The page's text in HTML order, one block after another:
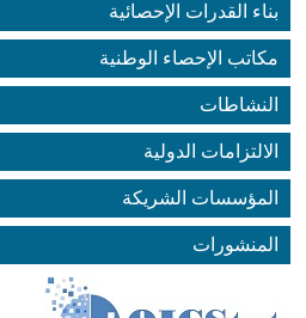
بناء القدرات الإحصائية
مكاتب الإحصاء الوطنية
النشاطات
الالتزامات الدولية
المؤسسات الشريكة
المنشورات